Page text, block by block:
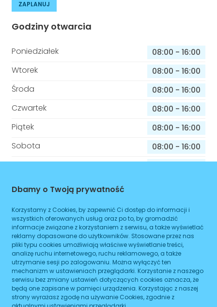
ZAPLANUJ
Godziny otwarcia
Poniedziałek 08:00 - 16:00
Wtorek
08:00 - 16:00
Środa
08:00 - 16:00
Czwartek
08:00 - 16:00
Piątek
08:00 - 16:00
Sobota
08:00 - 16:00
Niedziela
tym budynku
Brak podanych spraw
ZAPLANUJ
LUXDENT NIEPUBLICZNY ZAKŁAD OPIEKI
Dbamy o Twoją prywatność
Korzystamy z Cookies, by zapewnić Ci dostęp do informacji i
wszystkich oferowanych usług oraz po to, by gromadzić
informacje związane z korzystaniem z serwisu, a także wyświetlać
reklamy dopasowane do użytkowników. Stosowane przez nas
pliki typu cookies umożliwiają właściwe wyświetlanie treści,
analizę ruchu internetowego, ruchu reklamowego, a także
utrzymanie sesji po zalogowaniu. Można wyłączyć ten
mechanizm w ustawieniach przeglądarki. Korzystanie z naszego
serwisu bez zmiany ustawień dotyczących cookies oznacza, że
będą one zapisane w pamięci urządzenia. Korzystając z naszej
strony wyrażasz zgodę na używanie Cookies, zgodnie z